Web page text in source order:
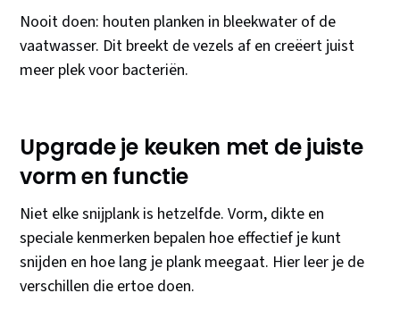
Nooit doen: houten planken in bleekwater of de
vaatwasser. Dit breekt de vezels af en creëert juist
meer plek voor bacteriën.
Upgrade je keuken met de juiste
vorm en functie
Niet elke snijplank is hetzelfde. Vorm, dikte en
speciale kenmerken bepalen hoe effectief je kunt
snijden en hoe lang je plank meegaat. Hier leer je de
verschillen die ertoe doen.